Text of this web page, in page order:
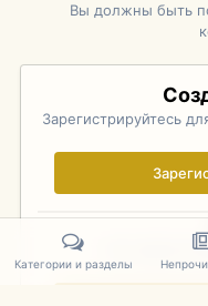
Вы должны быть
Зарегистрируйтесь
Уже
Категории и разделы